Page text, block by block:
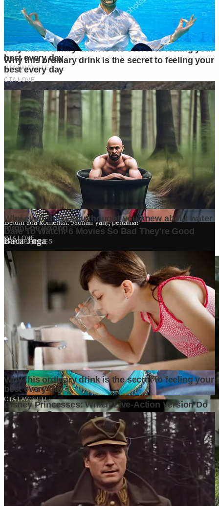
Ditulis olehKontributor
Penyuka detail yang percaya bahwa setiap tulisan punya nyawa.
Bertugas merangkai ide menjadi cerita yang mengalir, memastikan
setiap titik dan koma berada di tempat yang tepat untuk kenyamanan
membacamu
Komentar (0)
Tulis Komentar
Belum ada komentar. Jadilah yang pertama!
Baca Juga